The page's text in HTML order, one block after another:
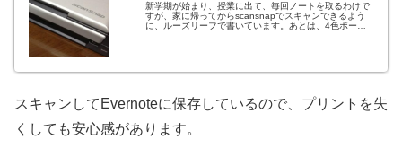
新学期が始まり、授業に出て、毎回ノートを取るわけで
すが、家に帰ってからscansnapでスキャンできるよう
に、ルーズリーフで書いています。あとは、4色ボール
スキャンしてEvernoteに保存しているので、プリントを失
くしても安心感があります。